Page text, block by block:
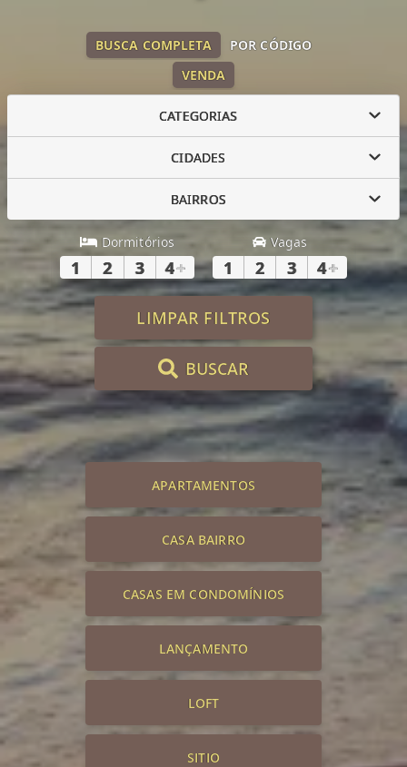
VENDA
BUSCA COMPLETA POR CÓDIGO
CATEGORIAS
CIDADES
BAIRROS
Dormitórios
1 2 3 4+
Vagas
1 2 3 4+
LIMPAR FILTROS
BUSCAR
APARTAMENTOS
CASA BAIRRO
CASAS EM CONDOMÍNIOS
LANÇAMENTO
LOFT
SITIO